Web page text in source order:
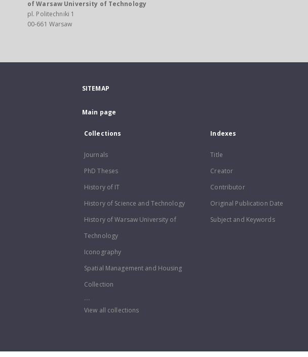
of Warsaw University of Technology
pl. Politechniki 1
00-661 Warsaw
SITEMAP
Main page
Collections
Journals
PhD Theses
History of IT
History of Science and Technology
History of Warsaw University of
Technology
Iconography
Spatial Management and Housing
Collection
...
View all collections
Indexes
Title
Creator
Contributor
Original Publication Date
Subject and Keywords